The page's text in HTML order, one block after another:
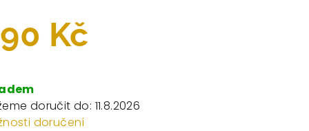
Kč
doručit do: 11.8.2026
doručení